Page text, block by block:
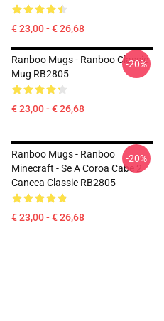
€ 23,00 - € 26,68
Ranboo Mugs - Ranboo Classic
Mug RB2805
€ 23,00 - € 26,68
-20%
Ranboo Mugs - Ranboo
Minecraft - Se A Coroa Cabe 2
Caneca Classic RB2805
€ 23,00 - € 26,68
-20%